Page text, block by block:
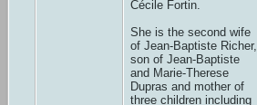
Cécile Fortin.
She is the second wife
of Jean-Baptiste Richer,
son of Jean-Baptiste
and Marie-Therese
Dupras and mother of
three children including